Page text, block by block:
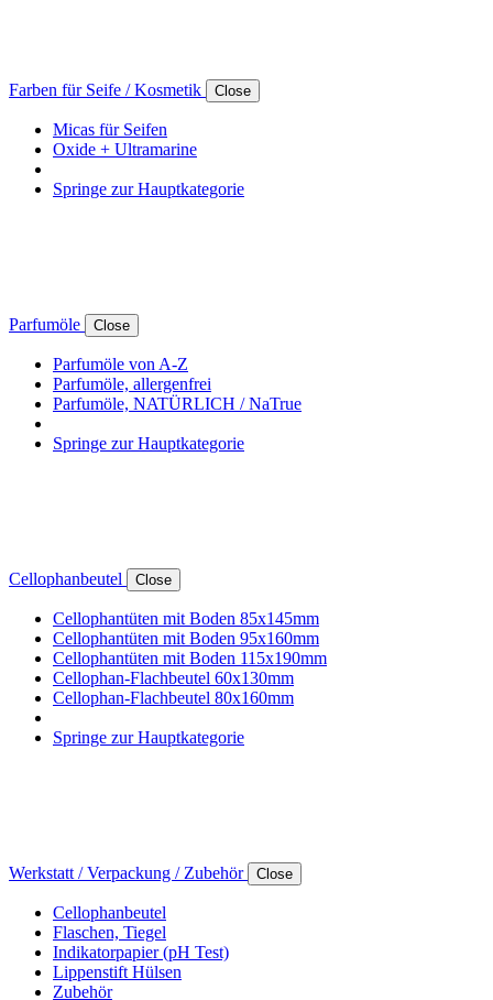
Farben für Seife / Kosmetik Close
Micas für Seifen
Oxide + Ultramarine
Springe zur Hauptkategorie
Parfumöle Close
Parfumöle von A-Z
Parfumöle, allergenfrei
Parfumöle, NATÜRLICH / NaTrue
Springe zur Hauptkategorie
Cellophanbeutel Close
Cellophantüten mit Boden 85x145mm
Cellophantüten mit Boden 95x160mm
Cellophantüten mit Boden 115x190mm
Cellophan-Flachbeutel 60x130mm
Cellophan-Flachbeutel 80x160mm
Springe zur Hauptkategorie
Werkstatt / Verpackung / Zubehör Close
Cellophanbeutel
Flaschen, Tiegel
Indikatorpapier (pH Test)
Lippenstift Hülsen
Zubehör